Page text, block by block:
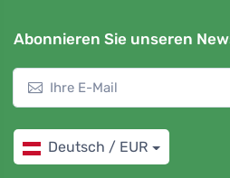
Abonnieren Sie unseren
Deutsch / EUR